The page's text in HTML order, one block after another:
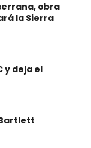
obra
la Sierra
y deja el